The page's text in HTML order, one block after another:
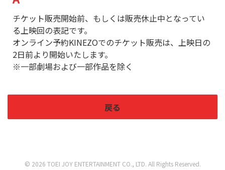
チケット販売開始前、もしくは販売休止中となってい
る上映回の表記です。
オンライン予約KINEZOでのチケット販売は、上映日の
2日前より開始いたします。
※一部劇場および一部作品を除く
戻る
© 2026 TOEI JOY ENTERTAINMENT CO., LTD. All Rights Reserved.